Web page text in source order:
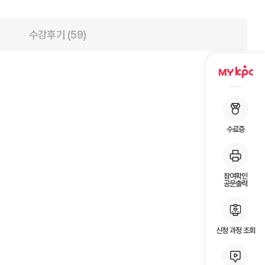
수료증
참여확인
공문출력
신청 과정 조회
수강후기 (59)